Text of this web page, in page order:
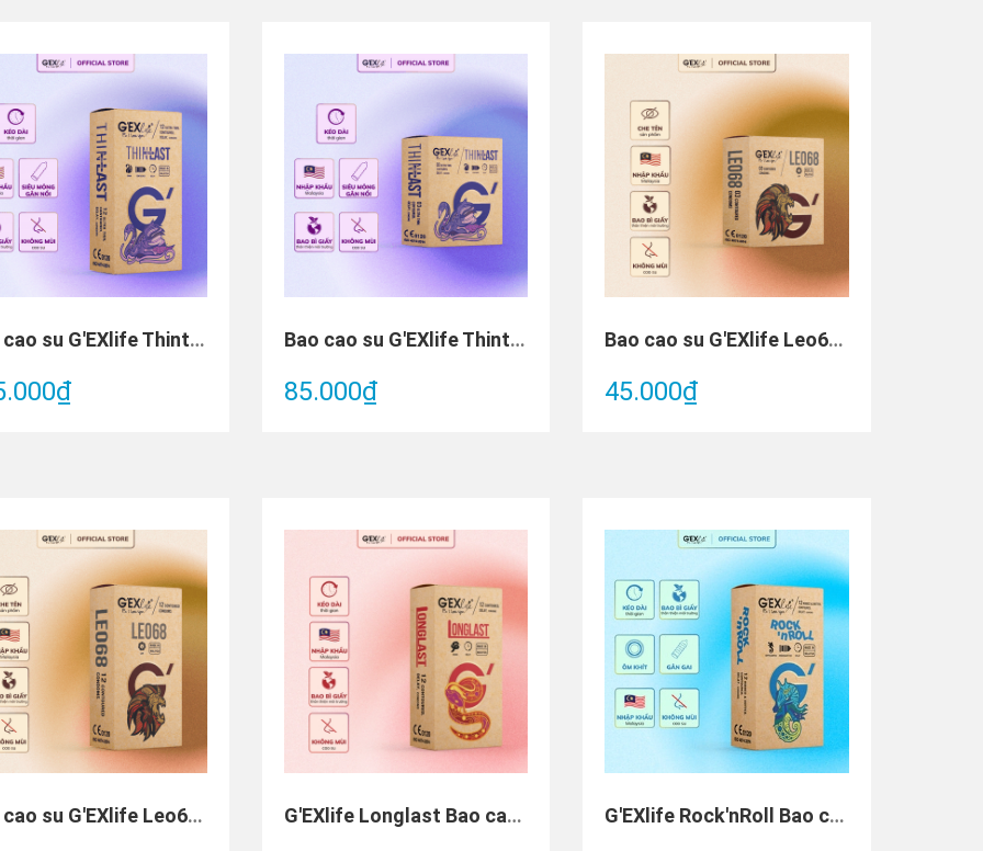
Bao cao su G'EXlife Thintolast (Hộp 12 cái) Bao cao su G'EXlife Thintolast (Hộp 3 cái)
85.000₫
Bao cao su G'EXlife Leo68 (Hộp 3 cái)
45.000₫
Bao cao su G'EXlife Leo68 (Hộp 12 cái) G'EXlife Longlast Bao cao su (Hộp 12 cái) G'EXlife Rock'nRoll Bao cao su (Hộp 12 cái)